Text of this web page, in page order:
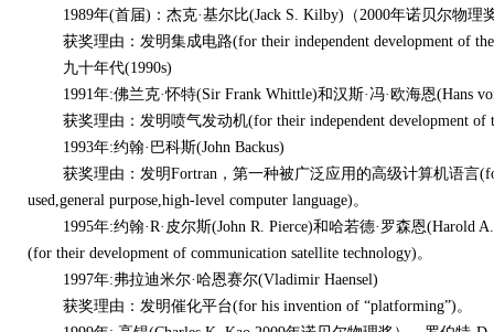
1989年(首届)：杰克·基尔比(Jack S. Kilby)（2000年诺贝尔物理
获奖理由：发明集成电路(for their independent development of the
九十年代(1990s)
1991年:佛兰克·怀特(Sir Frank Whittle)和汉斯·冯·欧海恩(Hans
获奖理由：发明喷气发动机(for their independent development of
1993年:约翰·巴科斯(John Backus)
获奖理由：发明Fortran，第一种被广泛应用的高级计算机语言(for
used,general purpose,high-level computer language)。
1995年:约翰·R·皮尔斯(John R. Pierce)和哈若德·罗森恩(Harold
(for their development of communication satellite technology)。
1997年:弗拉迪米尔·哈恩赛尔(Vladimir Haensel)
获奖理由：发明催化平台(for his invention of “platforming”)。